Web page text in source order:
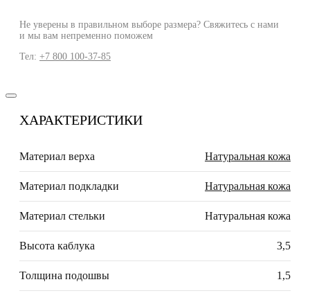
Не уверены в правильном выборе размера? Свяжитесь с нами
и мы вам непременно поможем
Тел: +7 800 100-37-85
ХАРАКТЕРИСТИКИ
Материал верха Натуральная кожа
Материал подкладки Натуральная кожа
Материал стельки Натуральная кожа
Высота каблука 3,5
Толщина подошвы 1,5